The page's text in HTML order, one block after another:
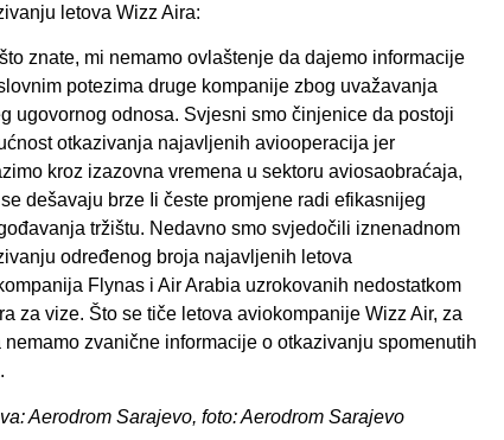
letova Wizz Aira:
znate, mi nemamo ovlaštenje da dajemo informacije
potezima druge kompanije zbog uvažavanja
ugovornog odnosa. Svjesni smo činjenice da postoji
otkazivanja najavljenih aviooperacija jer
kroz izazovna vremena u sektoru aviosaobraćaja,
dešavaju brze Ii česte promjene radi efikasnijeg
tržištu. Nedavno smo svjedočili iznenadnom
određenog broja najavljenih letova
Flynas i Air Arabia uzrokovanih nedostatkom
za vize. Što se tiče letova aviokompanije Wizz Air, za
nemamo zvanične informacije o otkazivanju spomenutih
Aerodrom Sarajevo, foto: Aerodrom Sarajevo